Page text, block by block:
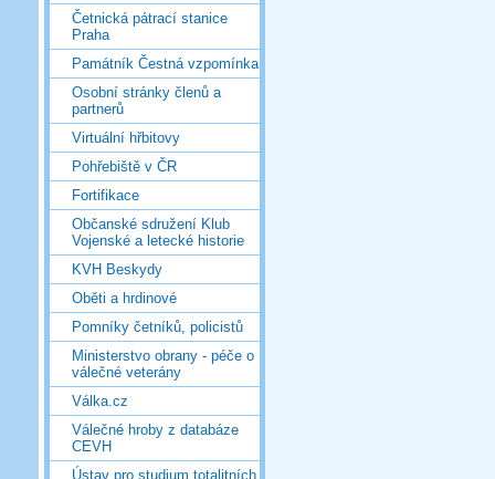
Četnická pátrací stanice
Praha
Památník Čestná vzpomínka
Osobní stránky členů a
partnerů
Virtuální hřbitovy
Pohřebiště v ČR
Fortifikace
Občanské sdružení Klub
Vojenské a letecké historie
KVH Beskydy
Oběti a hrdinové
Pomníky četníků, policistů
Ministerstvo obrany - péče o
válečné veterány
Válka.cz
Válečné hroby z databáze
CEVH
Ústav pro studium totalitních